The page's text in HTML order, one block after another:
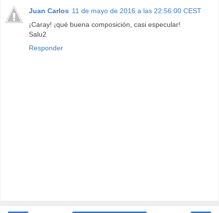
Juan Carlos 11 de mayo de 2016 a las 22:56:00 CEST
¡Caray! ¡qué buena composición, casi especular!
Salu2
Responder